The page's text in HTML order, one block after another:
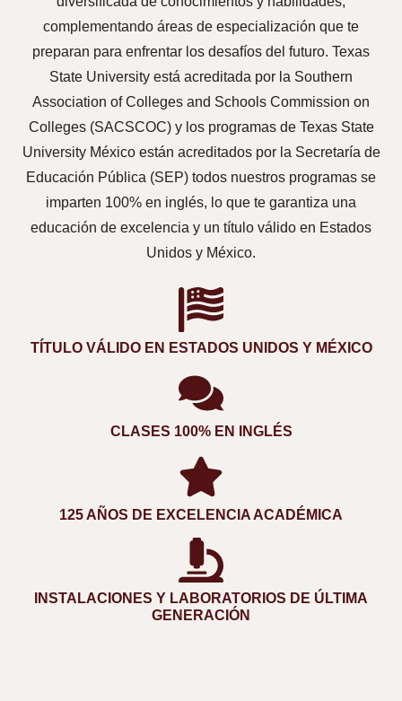
complementando áreas de especialización que te
preparan para enfrentar los desafíos del futuro. Texas
State University está acreditada por la Southern
Association of Colleges and Schools Commission on
Colleges (SACSCOC) y los programas de Texas State
University México están acreditados por la Secretaría de
Educación Pública (SEP) todos nuestros programas se
imparten 100% en inglés, lo que te garantiza una
educación de excelencia y un título válido en Estados
Unidos y México.
TÍTULO VÁLIDO EN ESTADOS UNIDOS Y MÉXICO
CLASES 100% EN INGLÉS
125 AÑOS DE EXCELENCIA ACADÉMICA
INSTALACIONES Y LABORATORIOS DE ÚLTIMA
GENERACIÓN